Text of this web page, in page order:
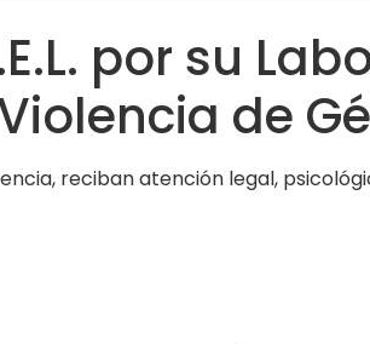
por su
de
reciban atención legal,